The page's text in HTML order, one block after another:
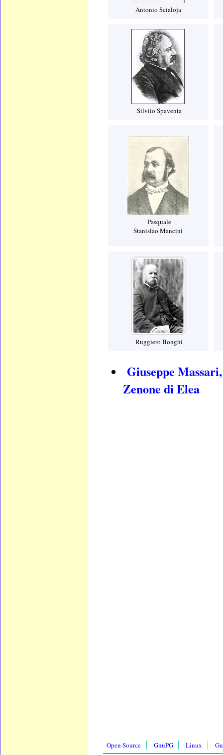
Antonio Scialoja
Silviio Spaventa
Pasquale
Stanislao Mancini
Ruggiero Bonghi
Giuseppe
Zenone di Elea
Open Source GnuPG Linux